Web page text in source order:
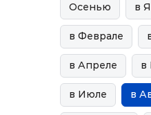
Осенью в
в Феврале
в Апреле в
в Июле в